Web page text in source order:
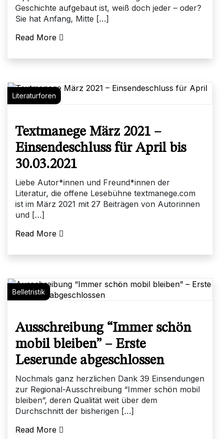
Geschichte aufgebaut ist, weiß doch jeder – oder?
Sie hat Anfang, Mitte […]
Read More
Literaturforen
Textmanege März 2021 –
Einsendeschluss für April bis
30.03.2021
Liebe Autor*innen und Freund*innen der
Literatur, die offene Lesebühne textmanege.com
ist im März 2021 mit 27 Beiträgen von Autorinnen
und […]
Read More
Belletristik
Ausschreibung “Immer schön
mobil bleiben” – Erste
Leserunde abgeschlossen
Nochmals ganz herzlichen Dank 39 Einsendungen
zur Regional-Ausschreibung “Immer schön mobil
bleiben”, deren Qualität weit über dem
Durchschnitt der bisherigen […]
Read More